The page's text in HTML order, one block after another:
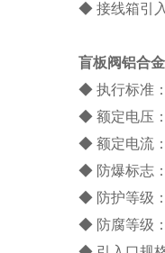
◆ 接线箱引
盲板阀铝合
◆ 执行标准
◆ 额定电压
◆ 额定电流
◆ 防爆标志
◆ 防护等级
◆ 防腐等级